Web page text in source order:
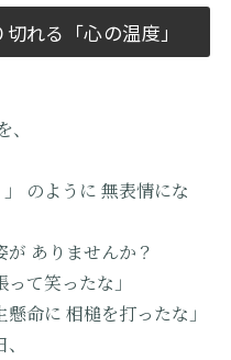
れる「心の温度」
のように 無表情にな
が ありませんか？
って笑ったな」
懸命に 相槌を打ったな」